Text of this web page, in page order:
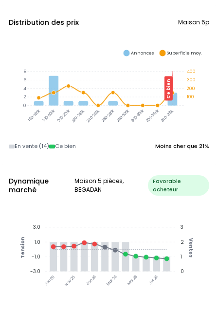
Distribution des prix Maison 5p
160-180k180-200k200-220k220-240k240-260k260-280k280-300k300-320k320-340k340-360k
Ce bien
400
300
200
100
8
6
4
2
0
Annonces Superficie moy.
En vente (14) Ce bien Moins cher que 21%
Dynamique
marché
Maison 5 pièces,
BEGADAN
Favorable
acheteur
Jan 25 Nov 25 Jan 26 Mar 26 Mai 26 Jul 26
3
2
1
0
Ventes
3.0
1.0
-1.0
-3.0
Tension